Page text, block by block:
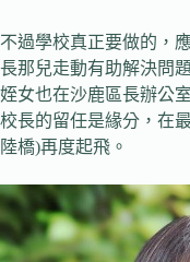
不過學校真正要做的，
長那兒走動有助解決問
姪女也在沙鹿區長辦公
校長的留任是緣分，在
陸橋)再度起飛。